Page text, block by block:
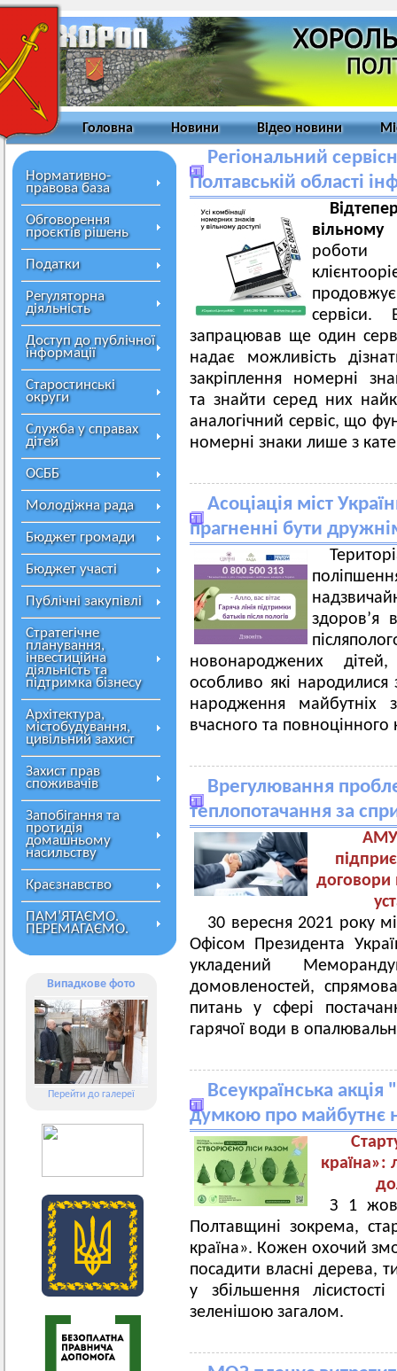
Головна Новини Відео новини
Нормативно-
правова база
Обговорення
проєктів рішень
Податки
Регуляторна
діяльність
Доступ до публічної
інформації
Старостинські
округи
Служба у справах
дітей
ОСББ
Молодіжна рада
Бюджет громади
Бюджет участі
Публічні закупівлі
Стратегічне
планування,
інвестиційна
діяльність та
підтримка бізнесу
Архітектура,
містобудування,
цивільний захист
Захист прав
споживачів
Запобігання та
протидія
домашньому
насильству
Краєзнавство
ПАМ’ЯТАЄМО.
ПЕРЕМАГАЄМО.
Випадкове фото
Перейти до галереї
Регіональний
Полтавській області
роботи
запрацював ще один
надає можливість
закріплення номерні
та знайти серед них
аналогічний сервіс, що
номерні знаки лише з
Асоціація міст
прагненні бути
здоров’я
новонароджених
особливо які
народження майбутніх
вчасного та повноцінного
Врегулювання
теплопотачання за
АМУ
договори
30 вересня 2021 року
Офісом Президента
укладений
домовленостей,
питань у сфері
гарячої води в
Всеукраїнська
думкою про майбутнє
країна»:
З 1
Полтавщині зокрема,
країна». Кожен охочий
посадити власні дерева,
у збільшення
зеленішою загалом.